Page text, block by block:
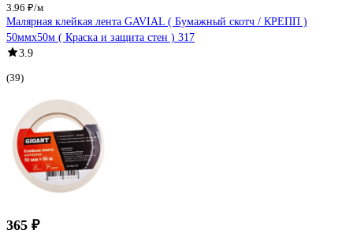
3.96 ₽/м
Малярная клейкая лента GAVIAL ( Бумажный скотч / КРЕПП )
50ммх50м ( Краска и защита стен ) 317
3.9
(39)
365 ₽